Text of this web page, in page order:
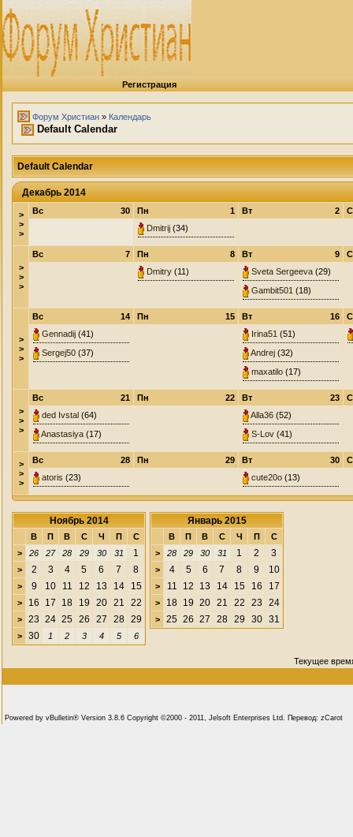
Регистрация
Форум Христиан » Календарь
Default Calendar
Default Calendar
Декабрь 2014
>
>
>
30
Вс 1
Пн
Dmitrij (34)
2
Вт
>
>
>
7
Вс 8
Пн
Dmitry (11)
9
Вт
Sveta Sergeeva (29)
Gambit501 (18)
>
>
>
14
Вс
Gennadij (41)
Sergej50 (37)
15
Пн 16
Вт
Irina51 (51)
Andrej (32)
maxatilo (17)
>
>
>
21
Вс
ded Ivstal (64)
Anastasiya (17)
22
Пн 23
Вт
Alla36 (52)
S-Lov (41)
>
>
>
28
Вс
atoris (23)
29
Пн 30
Вт
cute20o (13)
Ноябрь 2014
В П В С Ч П
С
>
26 27 28 29 30 31 1
> 2 3 4 5 6 7 8
> 9 10 11 12 13 14 15
> 16 17 18 19 20 21 22
> 23 24 25 26 27 28 29
> 30 1 2 3 4 5 6
Январь 2015
В П В С Ч П
С
>
28 29 30 31 1 2 3
> 4 5 6 7 8 9 10
> 11 12 13 14 15 16 17
> 18 19 20 21 22 23 24
> 25 26 27 28 29 30 31
Текущее
Powered by vBulletin® Version 3.8.6 Copyright ©2000 - 2011, Jelsoft Enterprises Ltd. Перевод: zCarot